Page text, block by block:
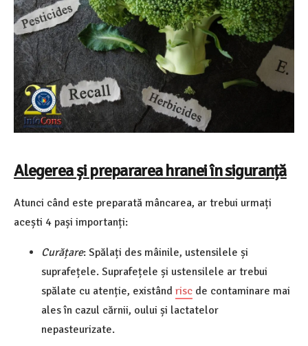
Alegerea și prepararea hranei în siguranță
Atunci când este preparată mâncarea, ar trebui urmați
acești 4 pași importanți:
Curățare: Spălați des mâinile, ustensilele și
suprafețele. Suprafețele și ustensilele ar trebui
spălate cu atenție, existând risc de contaminare mai
ales în cazul cărnii, oului și lactatelor
nepasteurizate.